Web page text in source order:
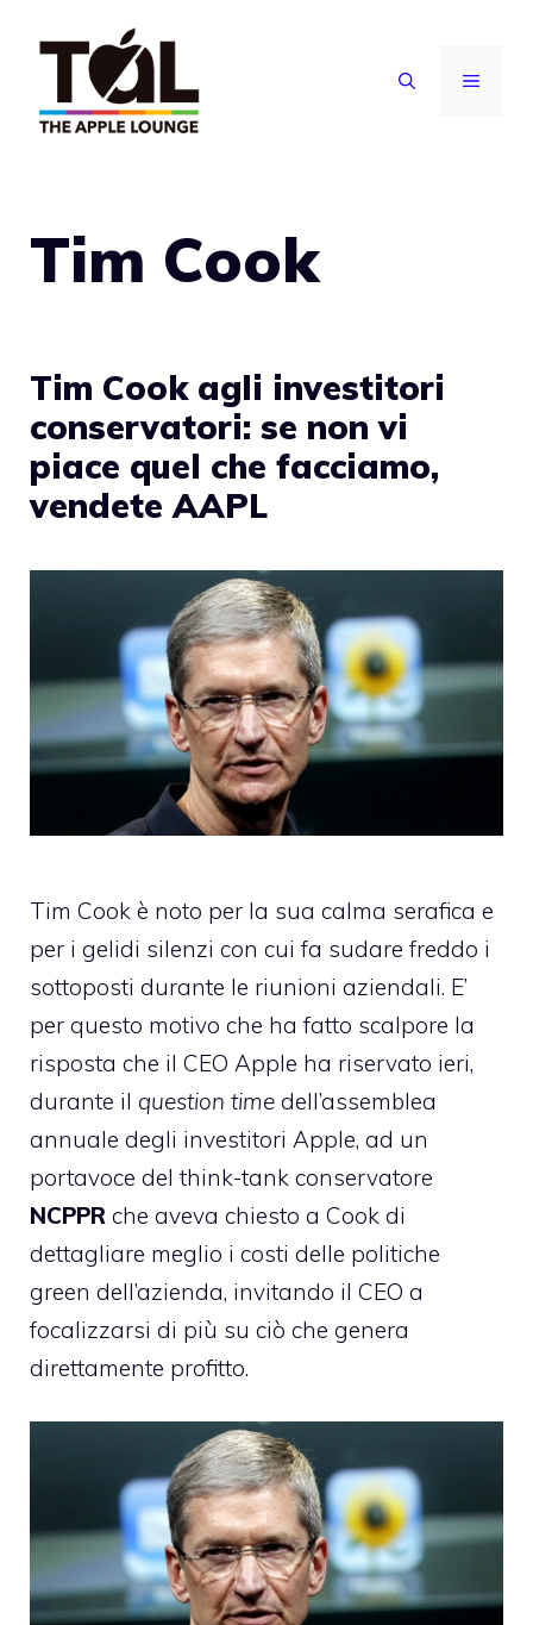
contenuto
MENU
Tim Cook
Tim Cook agli investitori
conservatori: se non vi
piace quel che facciamo,
vendete AAPL
Tim Cook è noto per la sua calma serafica e
per i gelidi silenzi con cui fa sudare freddo i
sottoposti durante le riunioni aziendali. E’
per questo motivo che ha fatto scalpore la
risposta che il CEO Apple ha riservato ieri,
durante il question time dell’assemblea
annuale degli investitori Apple, ad un
portavoce del think-tank conservatore
NCPPR che aveva chiesto a Cook di
dettagliare meglio i costi delle politiche
green dell’azienda, invitando il CEO a
focalizzarsi di più su ciò che genera
direttamente profitto.